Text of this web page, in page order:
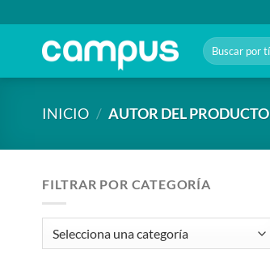
al
contenido
Buscar
por:
INICIO / AUTOR DEL PRODUCTO
FILTRAR POR CATEGORÍA